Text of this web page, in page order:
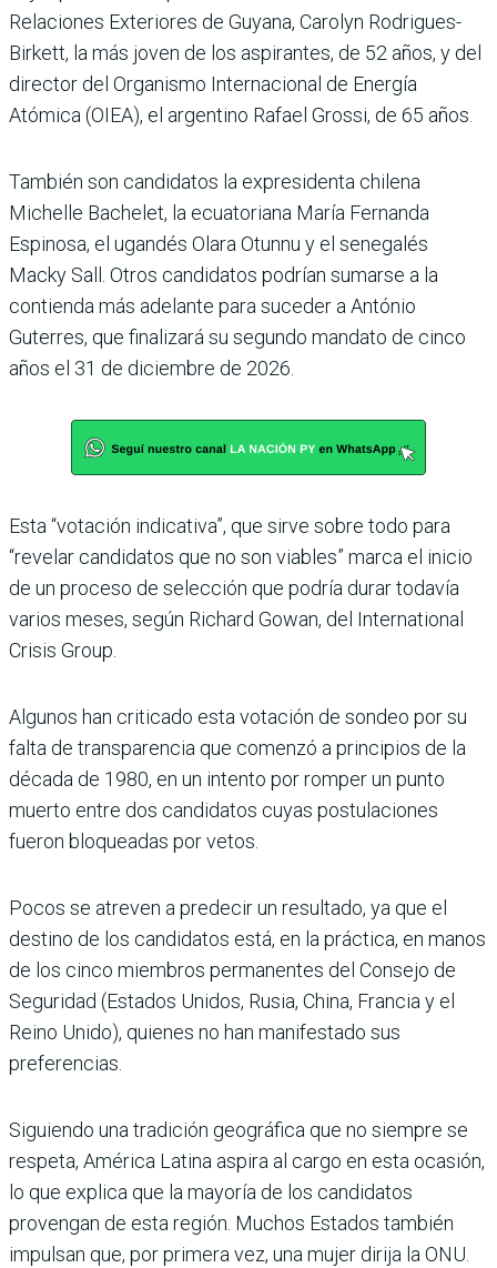
Relaciones Exteriores de Guyana, Carolyn Rodrigues-
Birkett, la más joven de los aspirantes, de 52 años, y del
director del Organismo Internacional de Energía
Atómica (OIEA), el argentino Rafael Grossi, de 65 años.
También son candidatos la expresidenta chilena
Michelle Bachelet, la ecuatoriana María Fernanda
Espinosa, el ugandés Olara Otunnu y el senegalés
Macky Sall. Otros candidatos podrían sumarse a la
contienda más adelante para suceder a António
Guterres, que finalizará su segundo mandato de cinco
años el 31 de diciembre de 2026.
Esta “votación indicativa”, que sirve sobre todo para
“revelar candidatos que no son viables” marca el inicio
de un proceso de selección que podría durar todavía
varios meses, según Richard Gowan, del International
Crisis Group.
Algunos han criticado esta votación de sondeo por su
falta de transparencia que comenzó a principios de la
década de 1980, en un intento por romper un punto
muerto entre dos candidatos cuyas postulaciones
fueron bloqueadas por vetos.
Pocos se atreven a predecir un resultado, ya que el
destino de los candidatos está, en la práctica, en manos
de los cinco miembros permanentes del Consejo de
Seguridad (Estados Unidos, Rusia, China, Francia y el
Reino Unido), quienes no han manifestado sus
preferencias.
Siguiendo una tradición geográfica que no siempre se
respeta, América Latina aspira al cargo en esta ocasión,
lo que explica que la mayoría de los candidatos
provengan de esta región. Muchos Estados también
impulsan que, por primera vez, una mujer dirija la ONU.